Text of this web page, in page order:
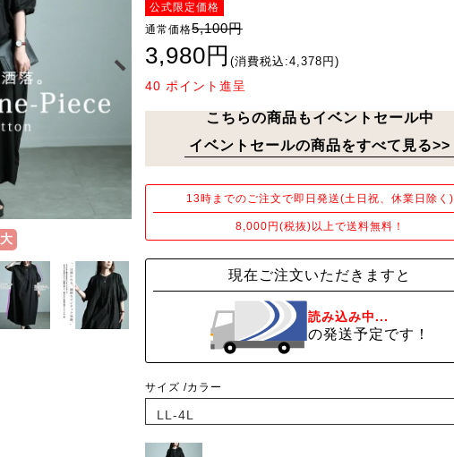
公式限定価格
通常価格5,100円
3,980円 (消費税込:4,378円)
40 ポイント進呈
こちらの商品もイベントセール中
イベントセールの商品をすべて見る>>
13時までのご注文で即日発送(土日祝、休業日除く)
8,000円(税抜)以上で送料無料！
現在ご注文いただきますと
読み込み中...
の発送予定です！
サイズ カラー